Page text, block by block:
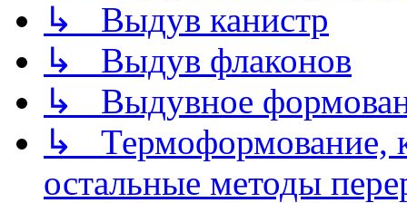
↳ Выдув канистр
↳ Выдув флаконов
↳ Выдувное
↳ Термоформование,
остальные методы